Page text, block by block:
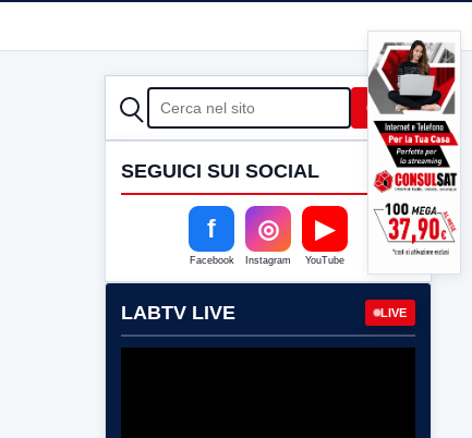
CERCA Cerca
SEGUICI SUI SOCIAL
f
Facebook
◎
Instagram
▶
YouTube
LABTV LIVE LIVE